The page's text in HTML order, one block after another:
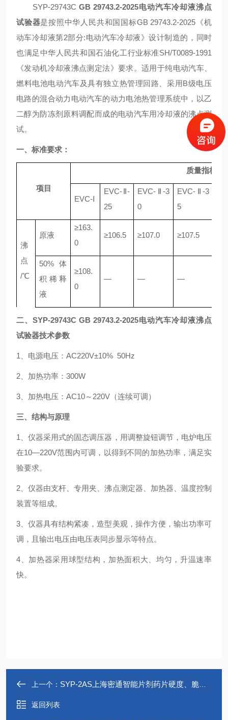
SYP-29743C GB 29743.2-2025电动汽车冷却液沸点
试验器是按照中华人民共和国国标GB 29743.2-2025《机
动车冷却液第2部分:电动汽车冷却液》设计制造的 ‌，同时
也满足中华人民共和国石油化工行业标准SH/T0089-1991
《发动机冷却液沸点测定法》要求。 适用于纯电动汽车、
燃料电池电动汽车及具有独立热管理回路、采用B级电压
电路的混合动力电动汽车的动力电池热管理系统中，以乙
二醇为防冻剂原料调配而成的电动汽车用冷却液的沸点测
试。
一、 标准要求：
项目
质量指标
EVC-Ⅰ
EVC-Ⅱ-
25
EVC-Ⅱ-3
0
EVC-Ⅱ-3
5
沸
点
/℃
原液
≥163.
0
≥106.5 ≥107.0 ≥107.5
50% 体
积稀释
液
≥108.
0
— — —
二、 SYP-29743C GB 29743.2-2025电动汽车冷却液沸点
试验器技术参数
1、电源电压：AC220V±10% 50Hz
2、加热功率：300W
3、加热电压：AC10～220V（连续可调）
三、结构与原理
1、仪器采用式的固态调压器，用调整旋钮调节，电炉电压
在10—220V范围内可调，以得到不同的加热功率，满足实
验要求。
2、仪器由支杆、专用夹、沸点测定器、加热器、温度控制
装置等组成。
3、仪器具有结构紧凑，造型美观，操作方便，输出功率可
调，且输出电压由电压表同步显示等特点。
4、加热器采用球型结构，加热面积大、均匀，升温速率
快。
上一个： SYP-2AS上海密通智能片剂药片硬度、脆碎度两用仪
返回列表